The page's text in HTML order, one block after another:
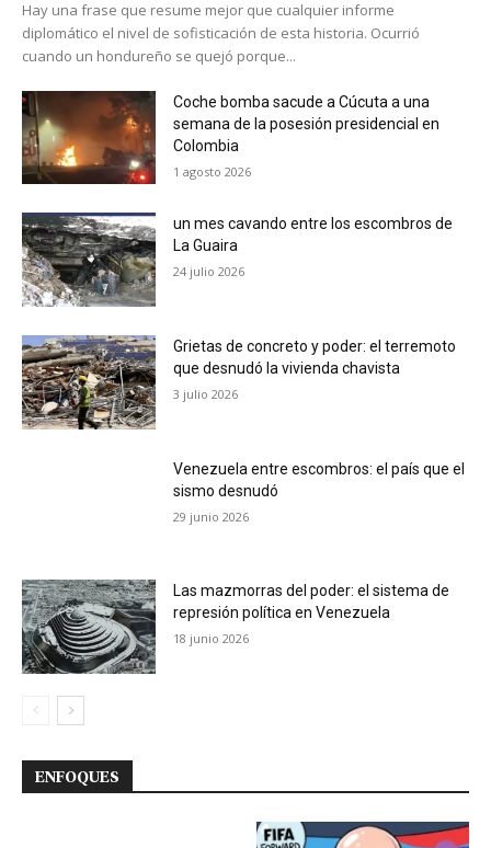
Hay una frase que resume mejor que cualquier informe
diplomático el nivel de sofisticación de esta historia. Ocurrió
cuando un hondureño se quejó porque...
Coche bomba sacude a Cúcuta a una
semana de la posesión presidencial en
Colombia
1 agosto 2026
un mes cavando entre los escombros de
La Guaira
24 julio 2026
Grietas de concreto y poder: el terremoto
que desnudó la vivienda chavista
3 julio 2026
Venezuela entre escombros: el país que el
sismo desnudó
29 junio 2026
Las mazmorras del poder: el sistema de
represión política en Venezuela
18 junio 2026
ENFOQUES